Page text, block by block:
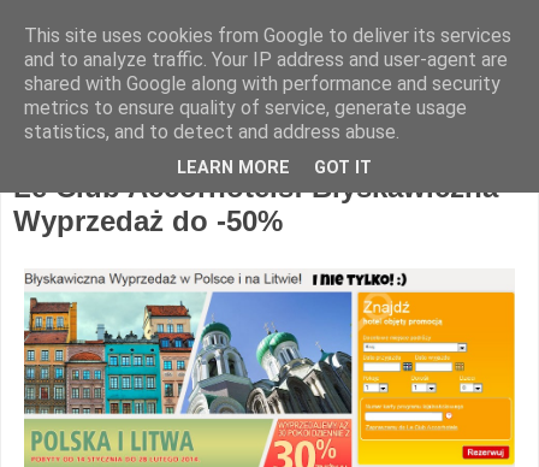
Hotel Spotter
Le Club Accorhotels: Błyskawiczna
Wyprzedaż do -50%
This site uses cookies from Google to deliver its services
and to analyze traffic. Your IP address and user-agent are
shared with Google along with performance and security
metrics to ensure quality of service, generate usage
statistics, and to detect and address abuse.
LEARN MORE GOT IT